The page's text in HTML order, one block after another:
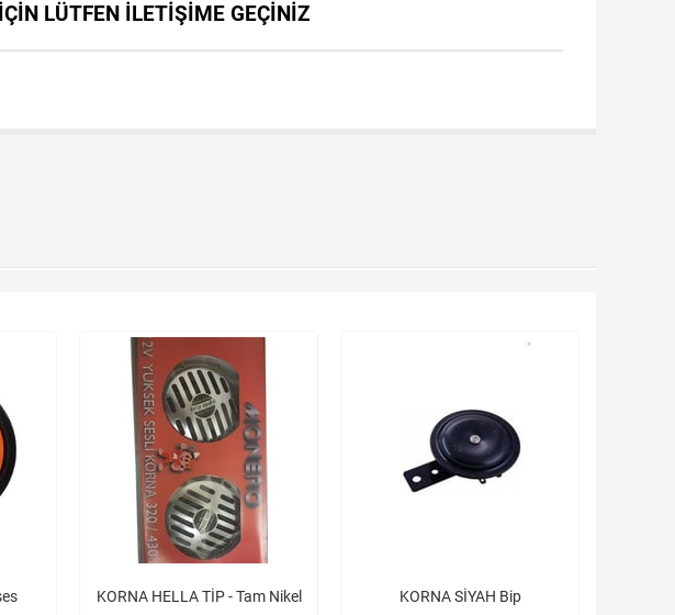
LÜTFEN İLETİŞİME GEÇİNİZ
KORNA HELLA TİP - Tam Nikel KORNA SİYAH Bip